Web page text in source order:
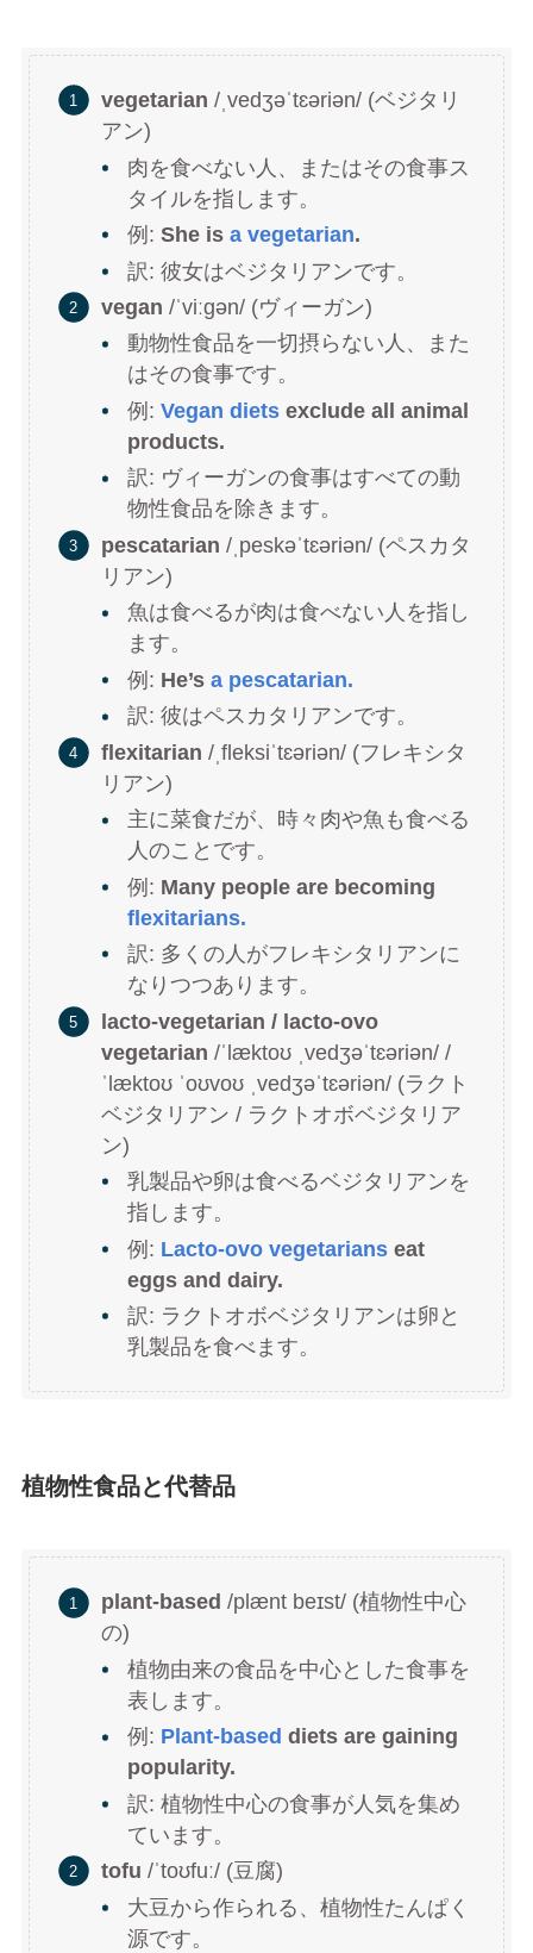
vegetarian /ˌvedʒəˈtɛəriən/ (ベジタリ
アン)
肉を食べない人、またはその食事ス
タイルを指します。
例:She isa vegetarian.
訳: 彼女はベジタリアンです。
vegan /ˈviːɡən/ (ヴィーガン)
動物性食品を一切摂らない人、また
はその食事です。
例:Vegan diets exclude all animal
products.
訳: ヴィーガンの食事はすべての動
物性食品を除きます。
pescatarian /ˌpeskəˈtɛəriən/ (ペスカタ
リアン)
魚は食べるが肉は食べない人を指し
ます。
例: He’sa pescatarian.
訳: 彼はペスカタリアンです。
flexitarian /ˌfleksiˈtɛəriən/ (フレキシタ
リアン)
主に菜食だが、時々肉や魚も食べる
人のことです。
例: Many people are becoming
flexitarians.
訳: 多くの人がフレキシタリアンに
なりつつあります。
lacto-vegetarian / lacto-ovo
vegetarian /ˈlæktoʊ ˌvedʒəˈtɛəriən/ /
ˈlæktoʊ ˈoʊvoʊ ˌvedʒəˈtɛəriən/ (ラクト
ベジタリアン / ラクトオボベジタリア
ン)
乳製品や卵は食べるベジタリアンを
指します。
例: Lacto-ovo vegetarians eat
eggs and dairy.
訳: ラクトオボベジタリアンは卵と
乳製品を食べます。
植物性食品と代替品
plant-based /plænt beɪst/ (植物性中心
の)
植物由来の食品を中心とした食事を
表します。
例: Plant-based diets are gaining
popularity.
訳: 植物性中心の食事が人気を集め
ています。
tofu /ˈtoʊfuː/ (豆腐)
大豆から作られる、植物性たんぱく
源です。